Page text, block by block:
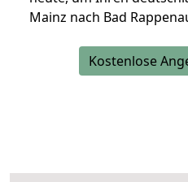
Mainz nach Bad
Kostenlose